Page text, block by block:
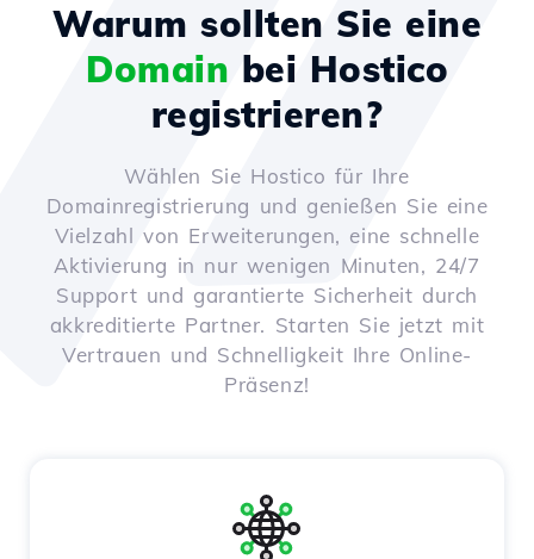
Warum sollten Sie eine
Domain bei Hostico
registrieren?
Wählen Sie Hostico für Ihre
Domainregistrierung und genießen Sie eine
Vielzahl von Erweiterungen, eine schnelle
Aktivierung in nur wenigen Minuten, 24/7
Support und garantierte Sicherheit durch
akkreditierte Partner. Starten Sie jetzt mit
Vertrauen und Schnelligkeit Ihre Online-
Präsenz!